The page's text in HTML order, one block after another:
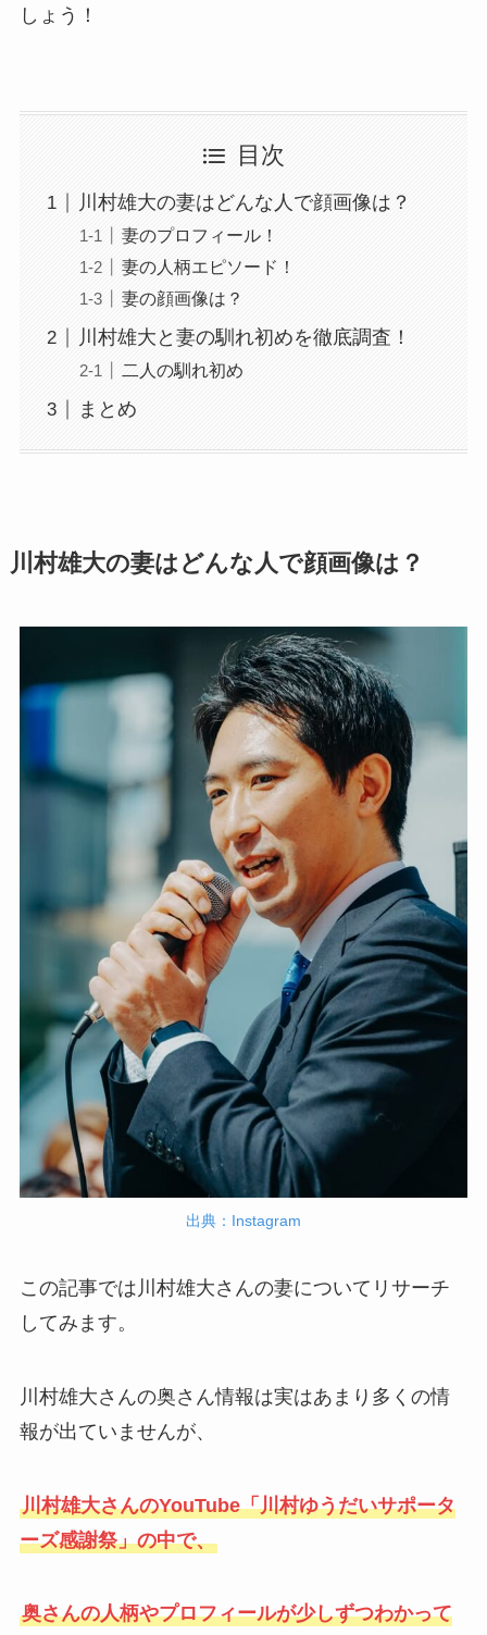
しょう！
目次
川村雄大の妻はどんな人で顔画像は？
妻のプロフィール！
妻の人柄エピソード！
妻の顔画像は？
川村雄大と妻の馴れ初めを徹底調査！
二人の馴れ初め
まとめ
川村雄大の妻はどんな人で顔画像は？
出典：Instagram
この記事では川村雄大さんの妻についてリサーチ
してみます。
川村雄大さんの奥さん情報は実はあまり多くの情
報が出ていませんが、
川村雄大さんのYouTube「川村ゆうだいサポータ
ーズ感謝祭」の中で、
奥さんの人柄やプロフィールが少しずつわかって